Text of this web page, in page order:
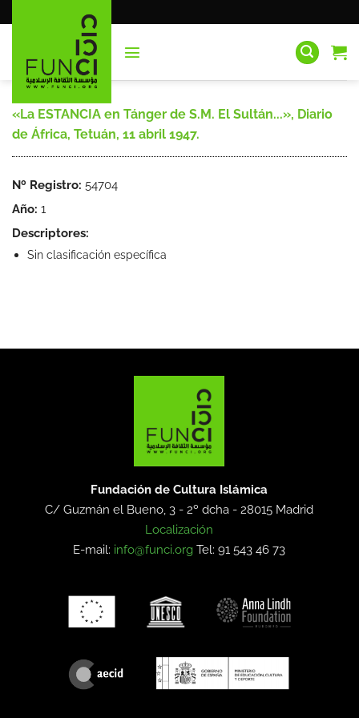
al
«La ESTANCIA en Tánger de S.M. El Sultán...», Diario
de África, Tetuán, 11 abril 1947.
Nº Registro: 54704
Año: 1
Descriptores:
Sin clasificación específica
Fundación de Cultura Islámica
C/ Guzmán el Bueno, 3 - 2º dcha -28015 Madrid
Localización
E-mail: info@funci.org Tel: 91 543 46 73